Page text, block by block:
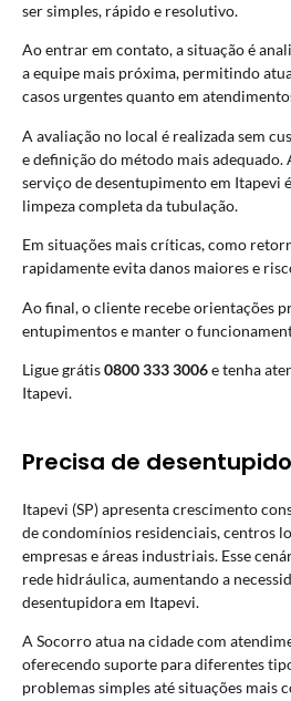
ser simples, rápido e resolutivo.
Ao entrar em contato, a situação é
a equipe mais próxima, permitindo
casos urgentes quanto em
A avaliação no local é realizada sem
e definição do método mais adequado.
serviço de desentupimento em Itapevi
limpeza completa da tubulação.
Em situações mais críticas, como
rapidamente evita danos maiores e
Ao final, o cliente recebe orientações
entupimentos e manter o
Ligue grátis0800 333 3006e tenha
Itapevi.
Precisa de
Itapevi (SP) apresenta crescimento
de condomínios residenciais, centros
empresas e áreas industriais. Esse
rede hidráulica, aumentando a
desentupidora em Itapevi.
A Socorro atua na cidade com
oferecendo suporte para diferentes
problemas simples até situações mais